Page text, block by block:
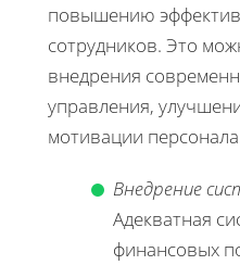
повышению
сотрудников. Это
внедрения
управления,
мотивации
Внедрение
Адекватная
финансовых